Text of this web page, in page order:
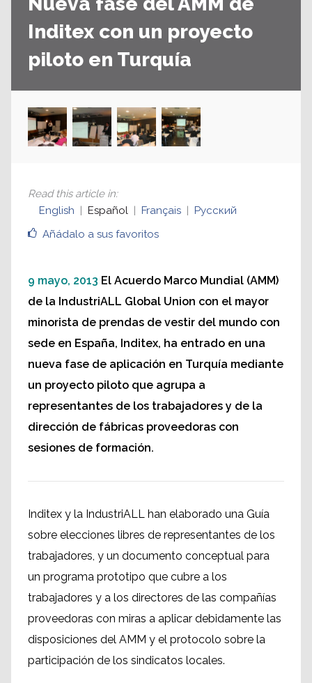
Inditex con un proyecto
piloto en Turquía
Añádalo a sus favoritos
Read this article in:
English
Español Français Русский
9 mayo, 2013 El Acuerdo Marco Mundial (AMM)
de la IndustriALL Global Union con el mayor
minorista de prendas de vestir del mundo con
sede en España, Inditex, ha entrado en una
nueva fase de aplicación en Turquía mediante
un proyecto piloto que agrupa a
representantes de los trabajadores y de la
dirección de fábricas proveedoras con
sesiones de formación.
Inditex y la IndustriALL han elaborado una Guía
sobre elecciones libres de representantes de los
trabajadores, y un documento conceptual para
un programa prototipo que cubre a los
trabajadores y a los directores de las compañías
proveedoras con miras a aplicar debidamente las
disposiciones del AMM y el protocolo sobre la
participación de los sindicatos locales.